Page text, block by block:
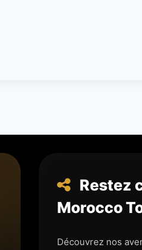
Restez
Morocco
Découvrez nos